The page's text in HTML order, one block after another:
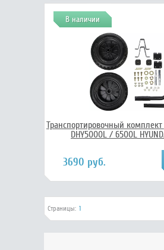
В наличии
Транспортировочный
DHY5000L / 6500L
3690 руб.
Страницы: 1